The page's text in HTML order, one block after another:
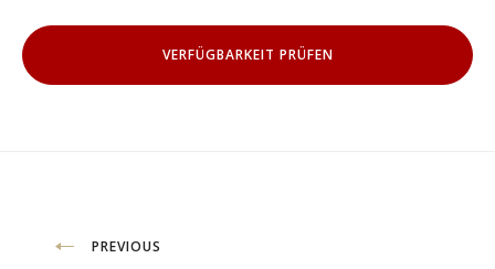
Beitragsnavigation
PREVIOUS